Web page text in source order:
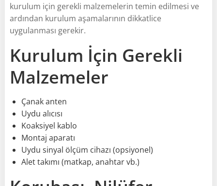
kurulum için gerekli malzemelerin temin edilmesi ve
ardından kurulum aşamalarının dikkatlice
uygulanması gerekir.
Kurulum İçin Gerekli
Malzemeler
Çanak anten
Uydu alıcısı
Koaksiyel kablo
Montaj aparatı
Uydu sinyal ölçüm cihazı (opsiyonel)
Alet takımı (matkap, anahtar vb.)